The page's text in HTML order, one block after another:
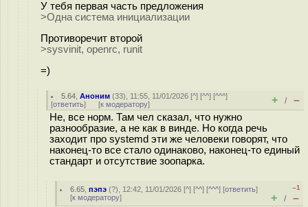
У тебя первая часть предложения
>Одна система инициализации
Противоречит второй
>sysvinit, openrc, runit
=)
5.64 ,Аноним (33), 11:55, 11/01/2026 [^] [^^] [^^^]
[ответить] [к модератору] + / –
Не, все норм. Там чел сказал, что нужно
разнообразие, а не как в винде. Но когда речь
заходит про systemd эти же человеки говорят, что
наконец-то все стало одинаково, наконец-то единый
стандарт и отсутствие зоопарка.
6.65 ,пэпэ (?), 12:42, 11/01/2026 [^] [^^] [^^^] [ответить]
[к модератору]
–1
+ / –